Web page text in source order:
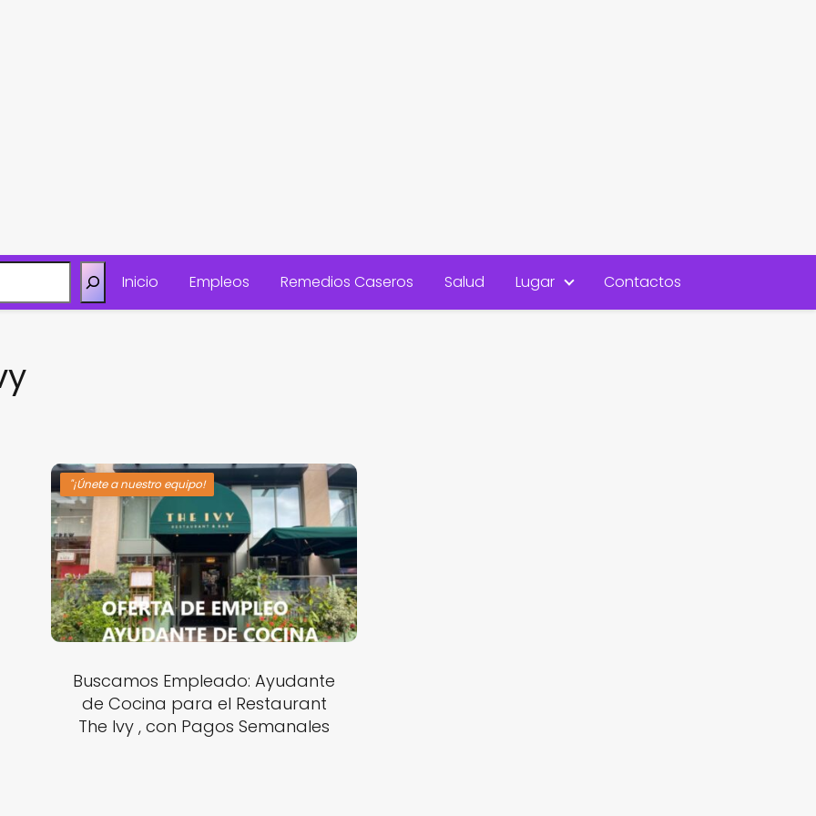
Inicio Empleos Remedios Caseros Salud Lugar Contactos
"¡Únete a nuestro equipo!
Buscamos Empleado: Ayudante
de Cocina para el Restaurant
The Ivy , con Pagos Semanales